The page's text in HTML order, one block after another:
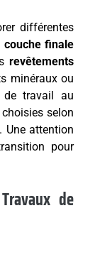
différentes
couche finale
revêtements
minéraux ou
de travail au
selon
Une attention
pour
de